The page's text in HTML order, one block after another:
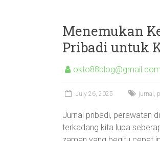
Menemukan
Pribadi untuk
okto88blog@gmail.com
July 26, 2025 jurnal ,
Jurnal pribadi, perawatan
terkadang kita lupa